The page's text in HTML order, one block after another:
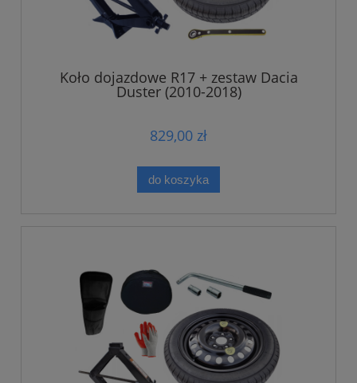
Koło dojazdowe R17 + zestaw Dacia
Duster (2010-2018)
829,00 zł
do koszyka